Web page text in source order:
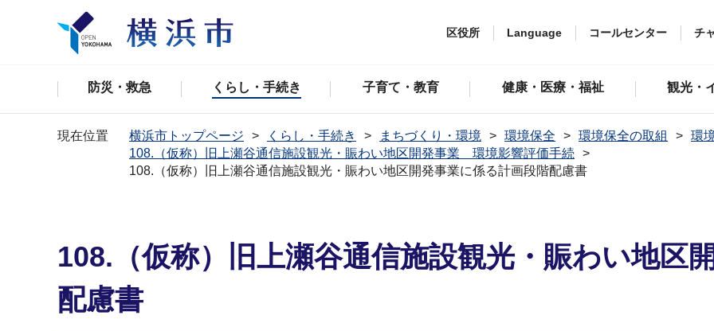
区役所 Language コールセンター チ
防災・救急 くらし・手続き 子育て・教育 健康・医療・福祉 観光・
現在位置 横浜市トップページ くらし・手続き まちづくり・環境 環境保全 環境保全の取組 環
108.（仮称）旧上瀬谷通信施設観光・賑わい地区開発事業 環境影響評価手続
108.（仮称）旧上瀬谷通信施設観光・賑わい地区開発事業に係る計画段階配慮書
108.（仮称）旧上瀬谷通信施設観光・賑わい地区
配慮書